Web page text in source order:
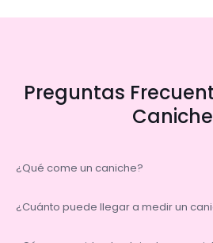
Preguntas
¿Qué come un caniche?
¿Cuánto puede llegar a medir un